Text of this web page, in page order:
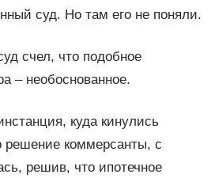
суд. Но там его не поняли.
счел, что подобное
– необоснованное.
куда кинулись
решение коммерсанты, с
решив, что ипотечное